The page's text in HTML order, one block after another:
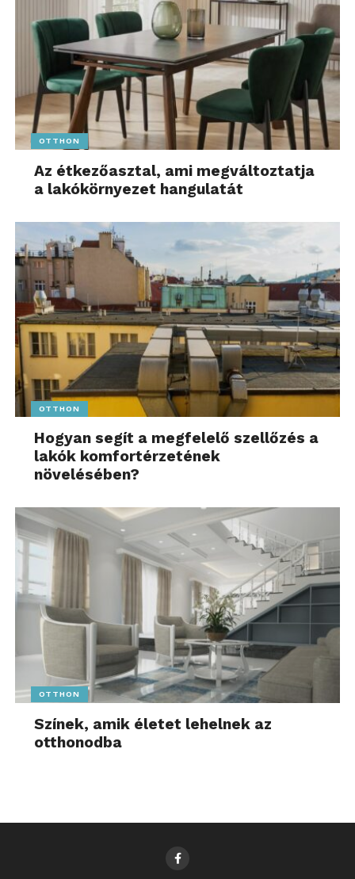
OTTHON
Az étkezőasztal, ami megváltoztatja
a lakókörnyezet hangulatát
OTTHON
Hogyan segít a megfelelő szellőzés a
lakók komfortérzetének
növelésében?
OTTHON
Színek, amik életet lehelnek az
otthonodba